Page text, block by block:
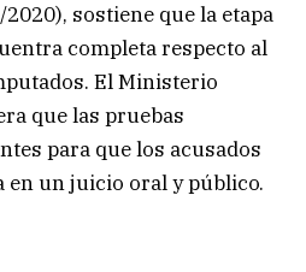
2020), sostiene que la etapa
completa respecto al
El Ministerio
que las pruebas
para que los acusados
en un juicio oral y público.